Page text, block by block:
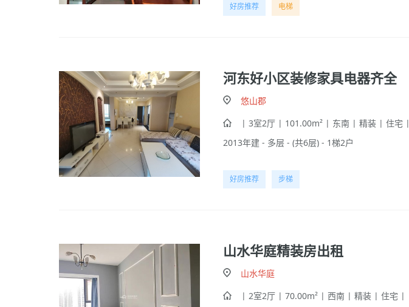
好房推荐 电梯
河东好小区装修家具电器齐全
悠山郡
| 3室2厅 | 101.00m² | 东南 | 精装 | 住宅 |
2013年建 - 多层 - (共6层) - 1梯2户
好房推荐 步梯
山水华庭精装房出租
山水华庭
| 2室2厅 | 70.00m² | 西南 | 精装 | 住宅 |